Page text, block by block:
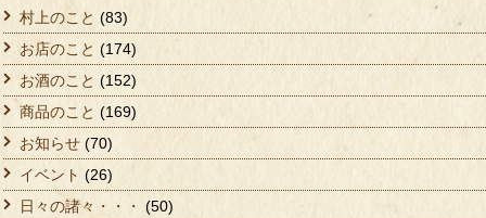
村上のこと (83)
お店のこと (174)
お酒のこと (152)
商品のこと (169)
お知らせ (70)
イベント (26)
日々の諸々・・・ (50)